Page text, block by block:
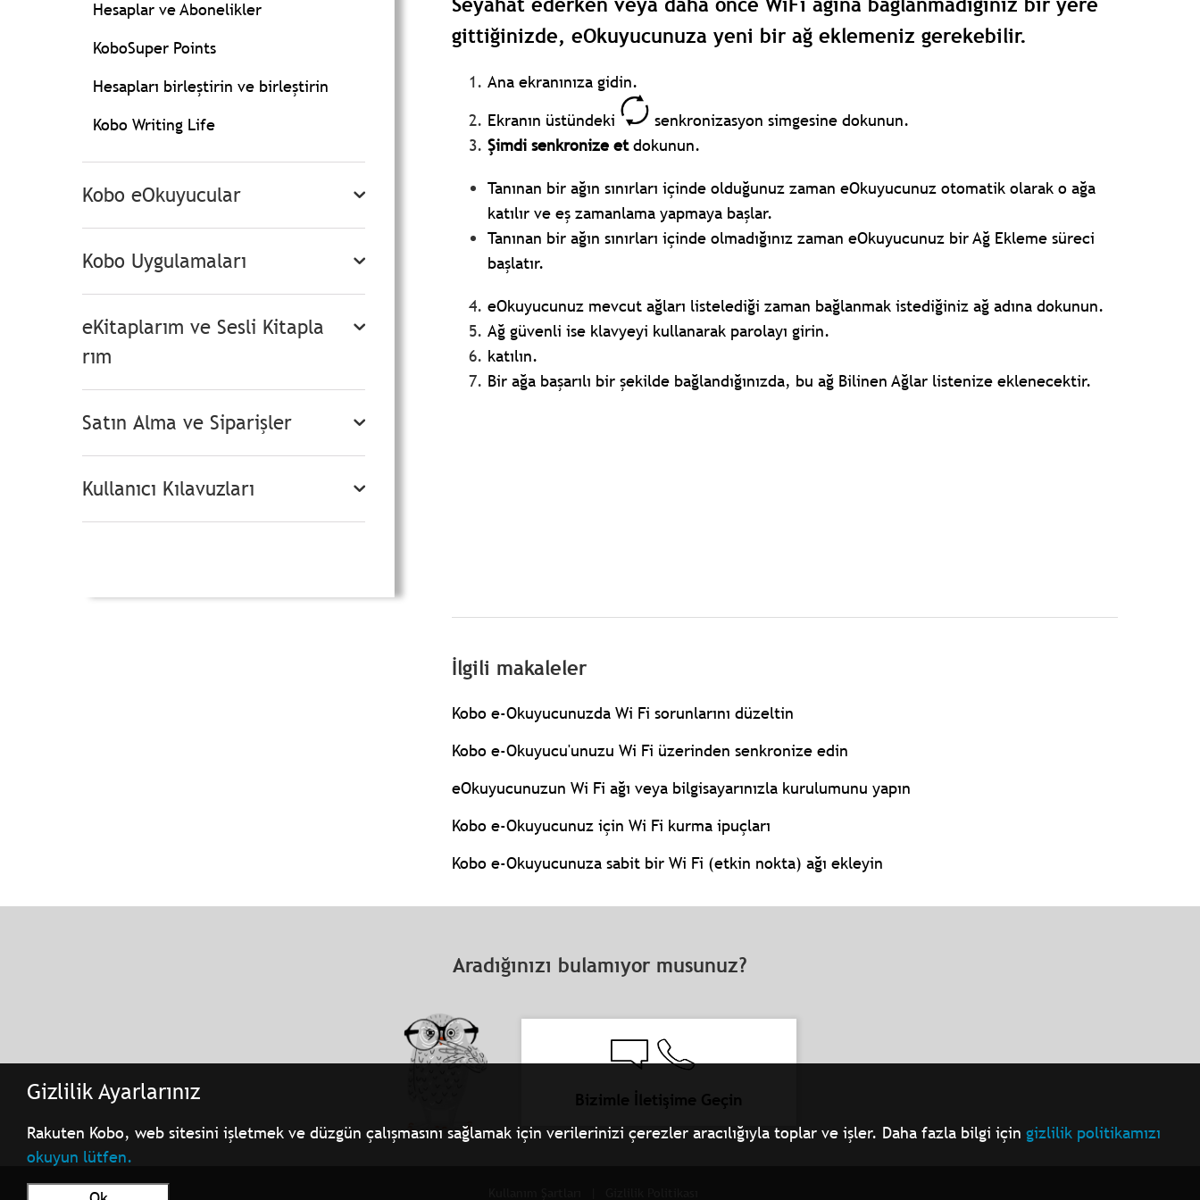
Gizlilik Ayarlarınız
Rakuten Kobo, web sitesini işletmek ve düzgün çalışmasını sağlamak için verilerinizi çerezler aracılığıyla toplar ve işler. Daha fazla bilgi içingizlilik politikamızı
okuyun lütfen.
Hesaplar ve Abonelikler
KoboSuper Points
Hesapları birleştirin ve birleştirin
Kobo Writing Life
Kobo eOkuyucular
Kobo Uygulamaları
eKitaplarım ve Sesli Kitapla
rım
Satın Alma ve Siparişler
Kullanıcı Kılavuzları
Seyahat ederken veya daha önce WiFi ağına bağlanmadığınız bir yere
gittiğinizde, eOkuyucunuza yeni bir ağ eklemeniz gerekebilir.
Ana ekranınıza gidin.
Ekranın üstündeki
senkronizasyon simgesine dokunun.
Şimdi senkronize etdokunun.
Tanınan bir ağın sınırları içinde olduğunuz zaman eOkuyucunuz otomatik olarak o ağa
katılır ve eş zamanlama yapmaya başlar.
Tanınan bir ağın sınırları içinde olmadığınız zaman eOkuyucunuz bir Ağ Ekleme süreci
başlatır.
eOkuyucunuz mevcut ağları listelediği zaman bağlanmak istediğiniz ağ adına dokunun.
Ağ güvenli ise klavyeyi kullanarak parolayı girin.
katılın.
Bir ağa başarılı bir şekilde bağlandığınızda, bu ağ Bilinen Ağlar listenize eklenecektir.
İlgili makaleler
Kobo e-Okuyucunuzda Wi Fi sorunlarını düzeltin
Kobo e-Okuyucu'unuzu Wi Fi üzerinden senkronize edin
eOkuyucunuzun Wi Fi ağı veya bilgisayarınızla kurulumunu yapın
Kobo e-Okuyucunuz için Wi Fi kurma ipuçları
Kobo e-Okuyucunuza sabit bir Wi Fi (etkin nokta) ağı ekleyin
Aradığınızı bulamıyor musunuz?
Bizimle İletişime Geçin